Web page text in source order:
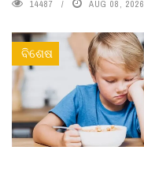
14487 AUG 08, 2026
ବିଶେଷ